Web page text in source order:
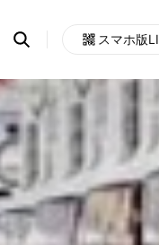
Search
OpenChats
messages
search
area
スマホ版